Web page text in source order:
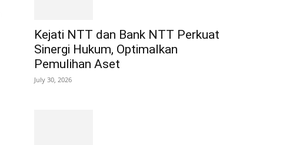
Kejati NTT dan Bank NTT Perkuat
Sinergi Hukum, Optimalkan
Pemulihan Aset
July 30, 2026